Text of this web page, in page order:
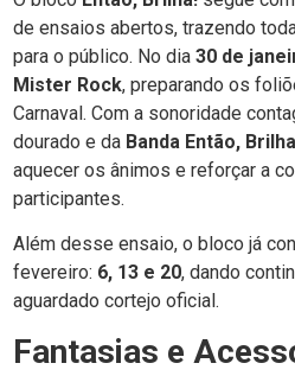
de ensaios abertos, trazendo
para o público. No dia 30 de
Mister Rock, preparando os
Carnaval. Com a sonoridade
dourado e da Banda Então,
aquecer os ânimos e reforçar a
participantes.
Além desse ensaio, o bloco já
fevereiro: 6, 13 e 20, dando
aguardado cortejo oficial.
Fantasias e